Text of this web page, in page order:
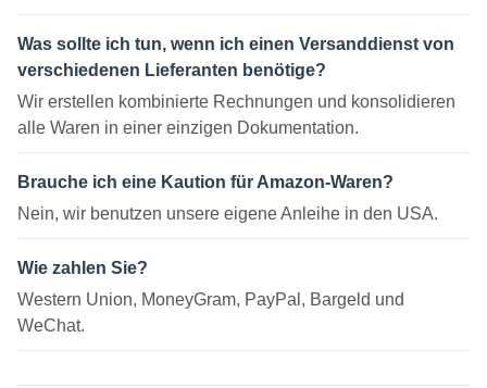
Was sollte ich tun, wenn ich einen Versanddienst von
verschiedenen Lieferanten benötige?
Wir erstellen kombinierte Rechnungen und konsolidieren
alle Waren in einer einzigen Dokumentation.
Brauche ich eine Kaution für Amazon-Waren?
Nein, wir benutzen unsere eigene Anleihe in den USA.
Wie zahlen Sie?
Western Union, MoneyGram, PayPal, Bargeld und
WeChat.